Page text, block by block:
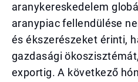
aranykereskedelem
aranypiac fellendülése
és ékszerészeket érinti,
gazdasági
exportig. A következő